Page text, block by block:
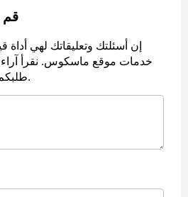
قم
إن أسئلتك وتعليقاتك لهي أداة
خدمات موقع ماسكوس. نقرأ
طلبكم في أسرع وقت ممكن.